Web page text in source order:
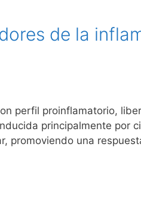
de la
perfil proinflamatorio,
principalmente por
promoviendo una